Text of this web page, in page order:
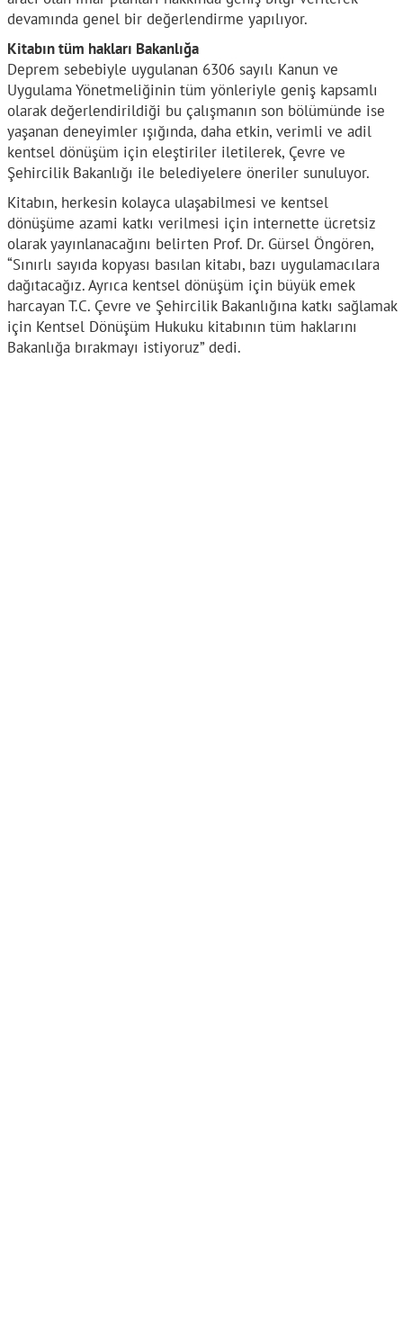
devamında genel bir değerlendirme yapılıyor.
Kitabın tüm hakları Bakanlığa
Deprem sebebiyle uygulanan 6306 sayılı Kanun ve
Uygulama Yönetmeliğinin tüm yönleriyle geniş kapsamlı
olarak değerlendirildiği bu çalışmanın son bölümünde ise
yaşanan deneyimler ışığında, daha etkin, verimli ve adil
kentsel dönüşüm için eleştiriler iletilerek, Çevre ve
Şehircilik Bakanlığı ile belediyelere öneriler sunuluyor.
Kitabın, herkesin kolayca ulaşabilmesi ve kentsel
dönüşüme azami katkı verilmesi için internette ücretsiz
olarak yayınlanacağını belirten Prof. Dr. Gürsel Öngören,
“Sınırlı sayıda kopyası basılan kitabı, bazı uygulamacılara
dağıtacağız. Ayrıca kentsel dönüşüm için büyük emek
harcayan T.C. Çevre ve Şehircilik Bakanlığına katkı sağlamak
için Kentsel Dönüşüm Hukuku kitabının tüm haklarını
Bakanlığa bırakmayı istiyoruz” dedi.